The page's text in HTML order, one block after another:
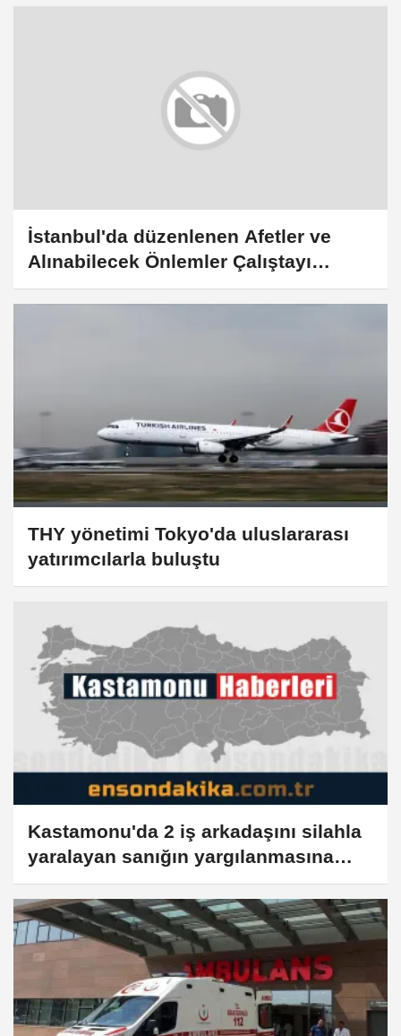
İstanbul'da düzenlenen Afetler ve
Alınabilecek Önlemler Çalıştayı
tamamlandı
THY yönetimi Tokyo'da uluslararası
yatırımcılarla buluştu
Kastamonu'da 2 iş arkadaşını silahla
yaralayan sanığın yargılanmasına
devam edildi